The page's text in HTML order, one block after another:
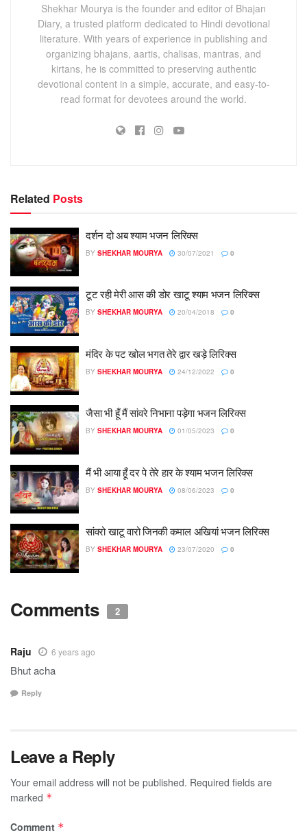
Shekhar Mourya is the founder and editor of Bhajan
Diary, a trusted platform dedicated to Hindi devotional
literature. With years of experience in publishing and
organizing bhajans, aartis, chalisas, mantras, and
kirtans, he is committed to preserving authentic
devotional content in a simple, accurate, and easy-to-
read format for devotees around the world.
Related Posts
दर्शन दो अब श्याम भजन लिरिक्स
BY SHEKHAR MOURYA 30/07/2021 0
टूट रही मेरी आस की डोर खाटू श्याम भजन लिरिक्स
BY SHEKHAR MOURYA 20/04/2018 0
मंदिर के पट खोल भगत तेरे द्वार खड़े लिरिक्स
BY SHEKHAR MOURYA 24/12/2022 0
जैसा भी हूँ मैं सांवरे निभाना पड़ेगा भजन लिरिक्स
BY SHEKHAR MOURYA 01/05/2023 0
मैं भी आया हूँ दर पे तेरे हार के श्याम भजन लिरिक्स
BY SHEKHAR MOURYA 08/06/2023 0
सांवरो खाटू वारो जिनकी कमाल अखियां भजन लिरिक्स
BY SHEKHAR MOURYA 23/07/2020 0
Comments 2
Raju 6 years ago
Bhut acha
Reply
Leave a Reply
Your email address will not be published. Required fields are
marked *
Comment *